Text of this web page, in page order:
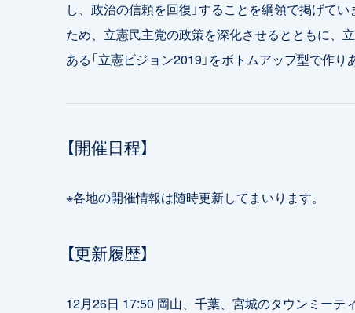
し、政治の信頼を回復」することを綱領で掲げて
ため、立憲民主党の政策を深化させるとともに、
ある「立憲ビジョン2019」をボトムアップ型で作り
【開催日程】
※各地の開催情報は随時更新してまいります。
【更新履歴】
12月26日 17:50 岡山、千葉、宮城のタウンミーテ